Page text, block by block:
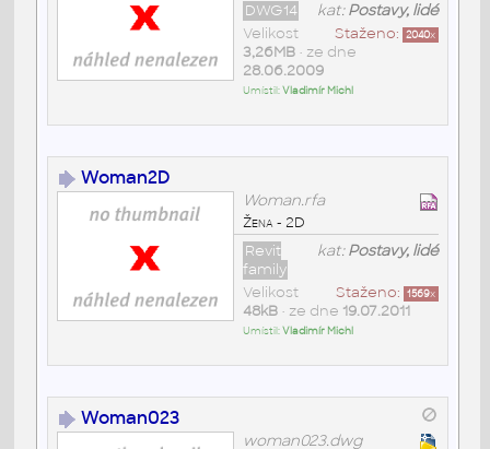
kat:Postavy, lidé
DWG14
Staženo: 2040x
Velikost
3,26MB• ze dne
28.06.2009
Umístil:Vladimír Michl
Woman2D
Woman.rfa
Žena - 2D
kat:Postavy, lidé
Revit
family
Staženo: 1569x
Velikost
48kB• ze dne 19.07.2011
Umístil:Vladimír Michl
Woman023
woman023.dwg